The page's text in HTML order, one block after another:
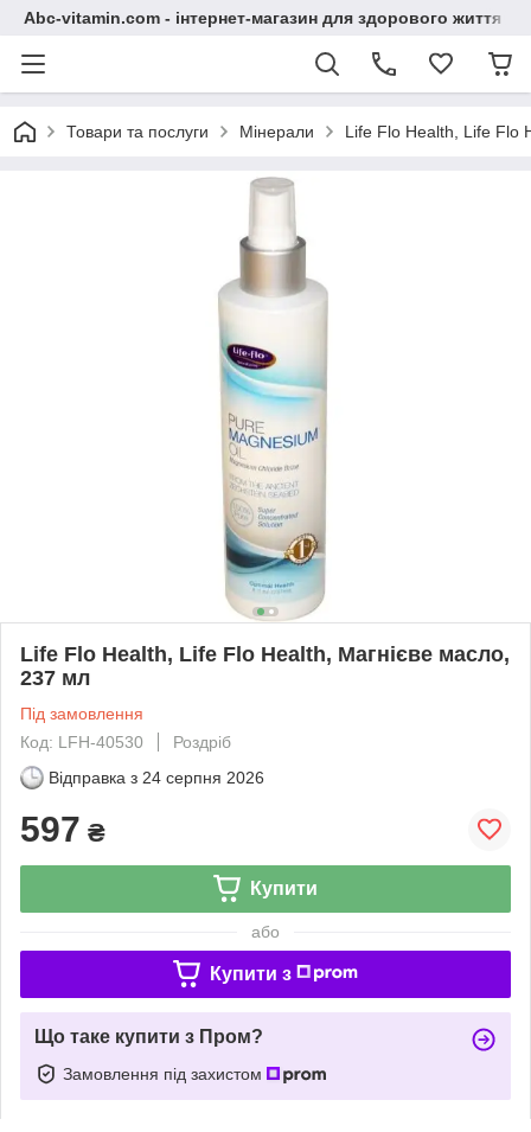
Abc-vitamin.com - інтернет-магазин для здорового життя
Товари та послуги Мінерали Life Flo Health, Life Flo
Life Flo Health, Life Flo Health, Магнієве масло,
237 мл
Під замовлення
Код: LFH-40530
Роздріб
Відправка з 24 серпня 2026
597 ₴
Купити
або
Купити з
Що таке купити з Пром?
Замовлення під захистом